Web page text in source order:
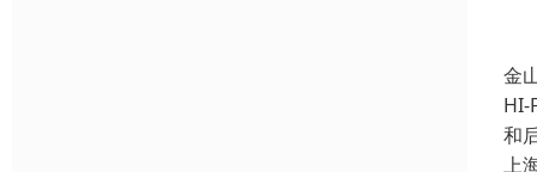
金
HI-
和
上